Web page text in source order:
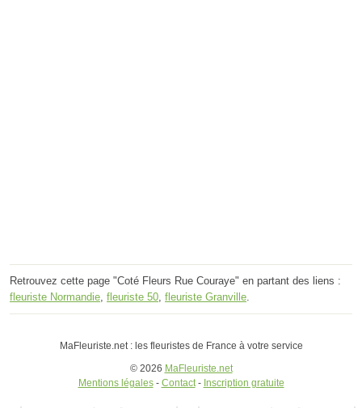
Retrouvez cette page "Coté Fleurs Rue Couraye" en partant des liens :
fleuriste Normandie fleuriste 50 fleuriste Granville
MaFleuriste.net : les fleuristes de France à votre service
© 2026 MaFleuriste.net
Mentions légales- Contact- Inscription gratuite